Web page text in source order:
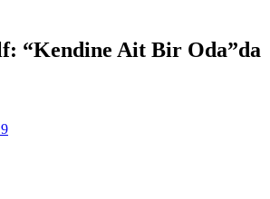
“Kendine Ait Bir Oda”da